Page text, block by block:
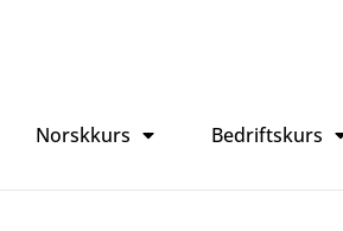
Norskkurs Bedriftskurs